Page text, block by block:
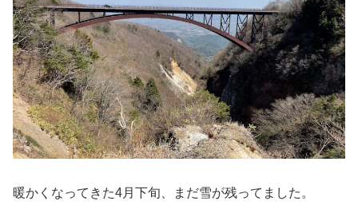
暖かくなってきた4月下旬、まだ雪が残ってました。